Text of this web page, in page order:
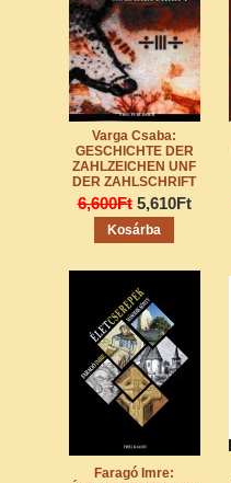
Varga Csaba:
GESCHICHTE DER
ZAHLZEICHEN UNF
DER ZAHLSCHRIFT
6,600Ft 5,610Ft
Faragó Imre: